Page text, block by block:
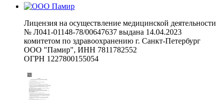
Лицензия на осуществление медицинской деятельности
№ Л041-01148-78/00647637 выдана 14.04.2023
комитетом по здравоохранению г. Санкт-Петербург
ООО "Памир", ИНН 7811782552
ОГРН 1227800155054